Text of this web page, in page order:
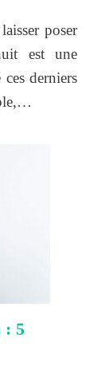
poser
est une
derniers
: 5